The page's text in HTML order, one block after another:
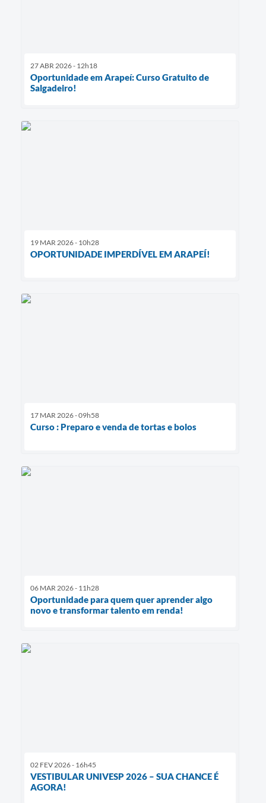
27 ABR 2026 - 12h18
Oportunidade em Arapeí: Curso Gratuito de
Salgadeiro!
19 MAR 2026 - 10h28
OPORTUNIDADE IMPERDÍVEL EM ARAPEÍ!
17 MAR 2026 - 09h58
Curso : Preparo e venda de tortas e bolos
06 MAR 2026 - 11h28
Oportunidade para quem quer aprender algo
novo e transformar talento em renda!
02 FEV 2026 - 16h45
VESTIBULAR UNIVESP 2026 – SUA CHANCE É
AGORA!